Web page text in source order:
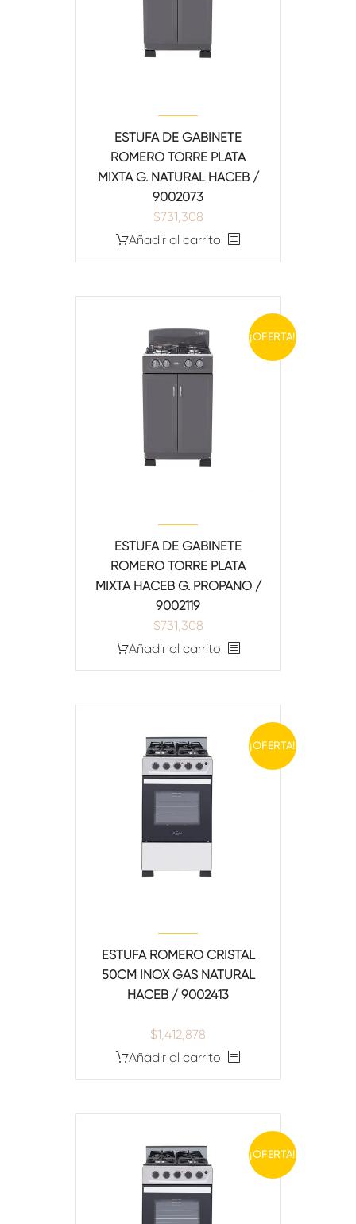
ESTUFA DE GABINETE
ROMERO TORRE PLATA
MIXTA G. NATURAL HACEB /
9002073
$731,308
Añadir al carrito
¡OFERTA!
ESTUFA DE GABINETE
ROMERO TORRE PLATA
MIXTA HACEB G. PROPANO /
9002119
$731,308
Añadir al carrito
¡OFERTA!
ESTUFA ROMERO CRISTAL
50CM INOX GAS NATURAL
HACEB / 9002413
$1,412,878
Añadir al carrito
¡OFERTA!